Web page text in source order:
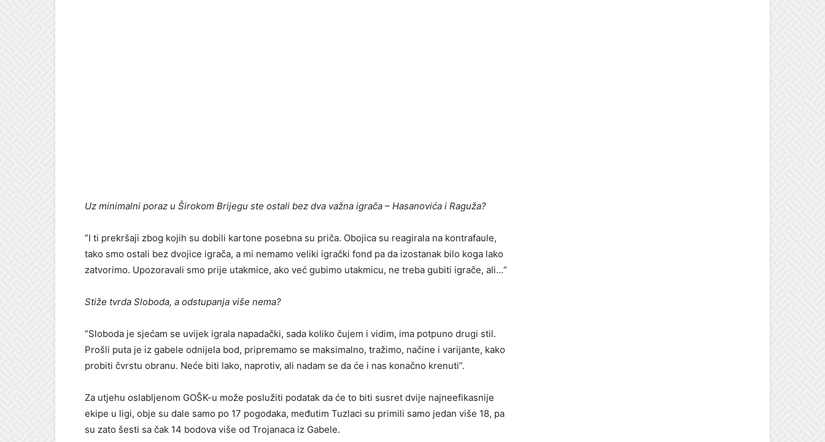
Uz minimalni poraz u Širokom Brijegu ste ostali bez dva važna igrača – Hasanovića i Raguža?
”I ti prekršaji zbog kojih su dobili kartone posebna su priča. Obojica su reagirala na kontrafaule,
tako smo ostali bez dvojice igrača, a mi nemamo veliki igrački fond pa da izostanak bilo koga lako
zatvorimo. Upozoravali smo prije utakmice, ako već gubimo utakmicu, ne treba gubiti igrače, ali…“
Stiže tvrda Sloboda, a odstupanja više nema?
”Sloboda je sjećam se uvijek igrala napadački, sada koliko čujem i vidim, ima potpuno drugi stil.
Prošli puta je iz gabele odnijela bod, pripremamo se maksimalno, tražimo, načine i varijante, kako
probiti čvrstu obranu. Neće biti lako, naprotiv, ali nadam se da će i nas konačno krenuti”.
Za utjehu oslabljenom GOŠK-u može poslužiti podatak da će to biti susret dvije najneefikasnije
ekipe u ligi, obje su dale samo po 17 pogodaka, međutim Tuzlaci su primili samo jedan više 18, pa
su zato šesti sa čak 14 bodova više od Trojanaca iz Gabele.